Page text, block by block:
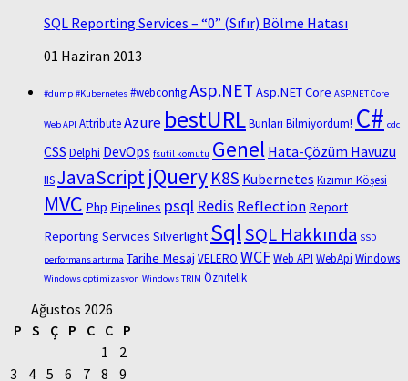
SQL Reporting Services – “0” (Sıfır) Bölme Hatası
01 Haziran 2013
#dump #Kubernetes #webconfigAsp.NET Asp.NET Core ASP.NET Core
Web API AttributeAzure bestURLBunları Bilmiyordum! C# cdc
CSS Delphi DevOps fsutil komutu Genel Hata-Çözüm Havuzu
IISJavaScriptjQuery K8S Kubernetes Kızımın Köşesi
MVC Php Pipelines psql Redis Reflection Report
Reporting Services Silverlight SqlSQL Hakkında SSD
performans artırma Tarihe Mesaj VELERO WCFWeb API WebApi Windows
Windows optimizasyon Windows TRIM Öznitelik
Ağustos 2026
P S Ç P C C
P
1
2
3
4 5 6 7 8 9